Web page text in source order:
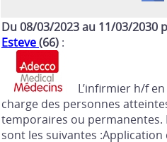
Du 08/03/2023 au 11/03/2030
Esteve(66) :
L’infirmier h/f
charge des personnes
temporaires ou permanentes.
sont les suivantes